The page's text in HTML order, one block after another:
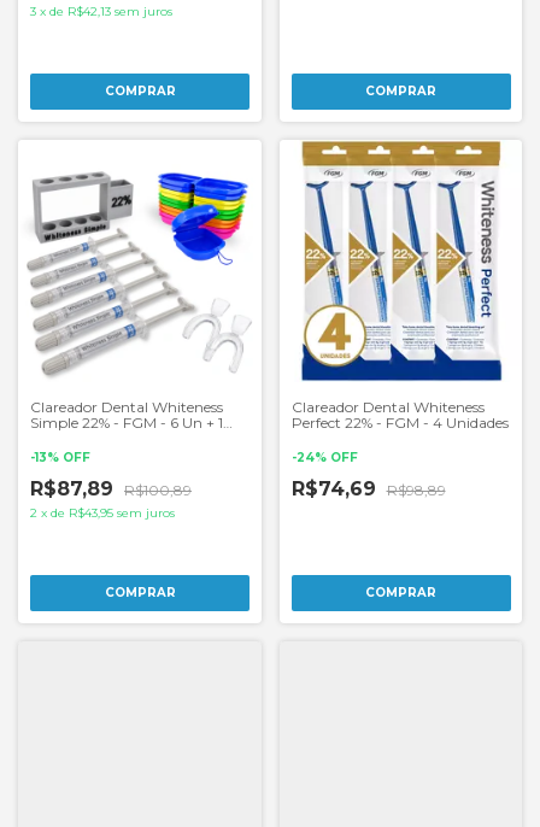
3 x de R$42,13 sem juros
Clareador Dental Whiteness
Simple 22% - FGM - 6 Un + 1
-13% OFF
R$87,89 R$100,89
2 x de R$43,95 sem juros
Clareador Dental Whiteness
Perfect 22% - FGM - 4 Unidades
-24% OFF
R$74,69 R$98,89